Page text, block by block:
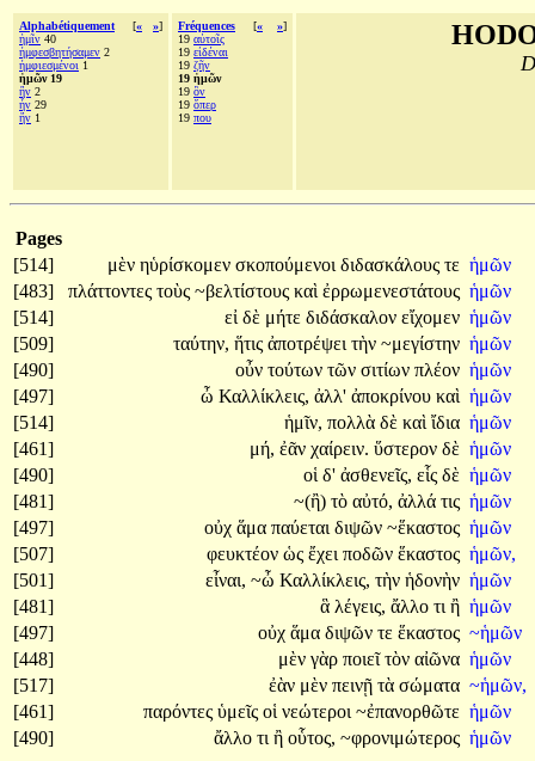
Alphabétiquement [« »]
ἡμῖν 40
ἠμφεσβητήσαμεν 2
ἠμφιεσμένοι 1
ἡμῶν 19
ἢν 2
ἦν 29
ἥν 1
Fréquences [« »]
19 αὐτοῖς
19 εἰδέναι
19 ζῆν
19 ἡμῶν
19 ὃν
19 ὅπερ
19 που
Pages
[514]
μὲν ηὑρίσκομεν σκοπούμενοι διδασκάλους τε ἡμῶν
[483]
πλάττοντες τοὺς ~βελτίστους καὶ ἐρρωμενεστάτους ἡμῶν
[514]
εἰ δὲ μήτε διδάσκαλον εἴχομεν ἡμῶν
[509]
ταύτην, ἥτις ἀποτρέψει τὴν ~μεγίστην ἡμῶν
[490]
οὖν τούτων τῶν σιτίων πλέον ἡμῶν
[497]
ὦ Καλλίκλεις, ἀλλ' ἀποκρίνου καὶ ἡμῶν
[514]
ἡμῖν, πολλὰ δὲ καὶ ἴδια ἡμῶν
[461]
μή, ἐᾶν χαίρειν. ὕστερον δὲ ἡμῶν
[490]
οἱ δ' ἀσθενεῖς, εἷς δὲ ἡμῶν
[481]
~(ἢ) τὸ αὐτό, ἀλλά τις ἡμῶν
[497]
οὐχ ἅμα παύεται διψῶν ~ἕκαστος ἡμῶν
[507]
φευκτέον ὡς ἔχει ποδῶν ἕκαστος ἡμῶν,
[501]
εἶναι, ~ὦ Καλλίκλεις, τὴν ἡδονὴν ἡμῶν
[481]
ἃ λέγεις, ἄλλο τι ἢ ἡμῶν
[497]
οὐχ ἅμα διψῶν τε ἕκαστος ~ἡμῶν
[448]
μὲν γὰρ ποιεῖτὸν αἰῶνα ἡμῶν
[517]
ἐὰν μὲν πεινῇ τὰ σώματα ~ἡμῶν,
[461]
παρόντες ὑμεῖς οἱ νεώτεροι ~ἐπανορθῶτε ἡμῶν
[490]
ἄλλο τι ἢ οὗτος, ~φρονιμώτερος ἡμῶν